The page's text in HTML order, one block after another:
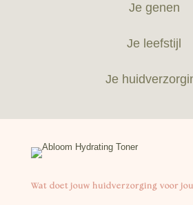
Je genen
Je leefstijl
Je
Wat doet jouw huidverzorging voor